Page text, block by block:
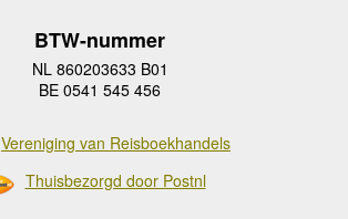
BTW-nummer
NL 860203633 B01
BE 0541 545 456
Vereniging van Reisboekhandels
Thuisbezorgd door Postnl